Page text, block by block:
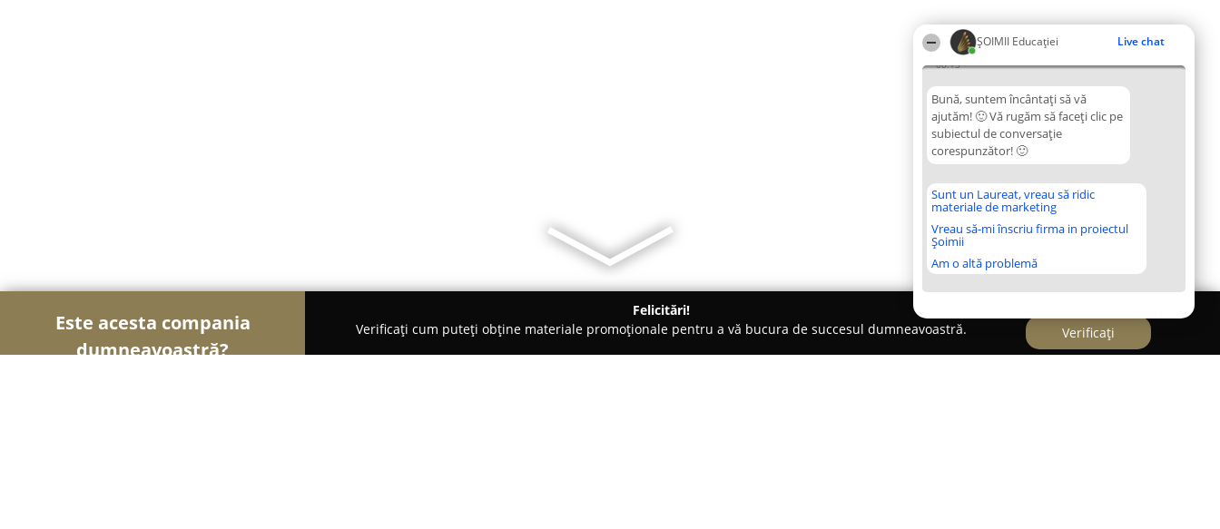
ȘOIMII Educației Live chat
08:15
Bună, suntem încântați să vă
ajutăm! 🙂 Vă rugăm să faceți clic pe
subiectul de conversație
corespunzător! 🙂
Sunt un Laureat, vreau să ridic
materiale de marketing
Vreau să-mi înscriu firma in proiectul
Șoimii
Am o altă problemă
Este acesta compania
dumneavoastră?
Felicitări!
Verificați cum puteți obține materiale promoționale pentru a vă bucura de succesul dumneavoastră.
Verificați